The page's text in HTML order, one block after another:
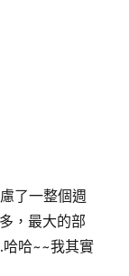
了一整個週
，最大的部
哈~~我其實